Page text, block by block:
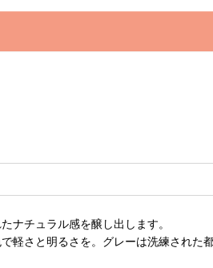
ナチュラル感を醸し出します。
軽さと明るさを。グレーは洗練された